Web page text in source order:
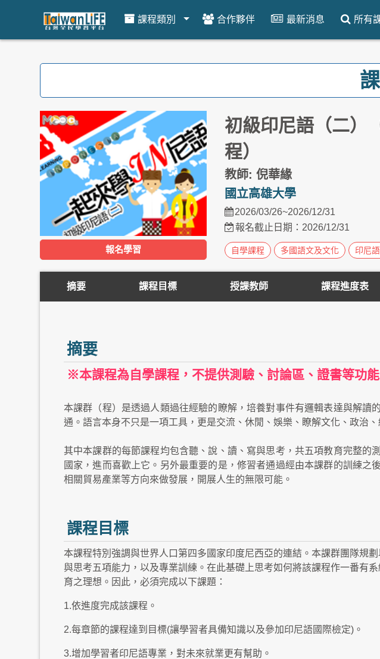
課程類別 合作夥伴 最新消息 所有
報名學習
初級印尼語（二）
程）
教師: 倪華緣
國立高雄大學
2026/03/26~2026/12/31
報名截止日期：2026/12/31
自學課程 多國語文及文化 印尼
摘要 課程目標 授課教師 課程進度表
摘要
※本課程為自學課程，不提供測驗、討論區、證書等功能
本課群（程）是透過人類過往經驗的瞭解，培養對事件有邏輯表達與解
通。語言本身不只是一項工具，更是交流、休閒、娛樂、瞭解文化、政治、
其中本課群的每節課程均包含聽、說、讀、寫與思考，共五項教育完整
國家，進而喜歡上它。另外最重要的是，修習者通過經由本課群的訓練
相關貿易產業等方向來做發展，開展人生的無限可能。
課程目標
本課程特別強調與世界人口第四多國家印度尼西亞的連結。本課群團隊規
與思考五項能力，以及專業訓練。在此基礎上思考如何將該課程作一番有
育之理想。因此，必須完成以下課題：
1.依進度完成該課程。
2.每章節的課程達到目標(讓學習者具備知識以及參加印尼語國際檢定)。
3.增加學習者印尼語專業，對未來就業更有幫助。